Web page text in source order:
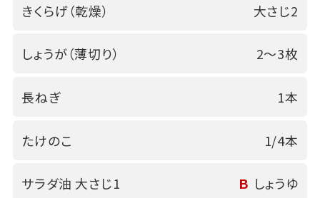
きくらげ（乾燥） 大さじ2
しょうが（薄切り） 2～3枚
長ねぎ 1本
たけのこ 1/4本
サラダ油 大さじ1 Ｂ しょうゆ